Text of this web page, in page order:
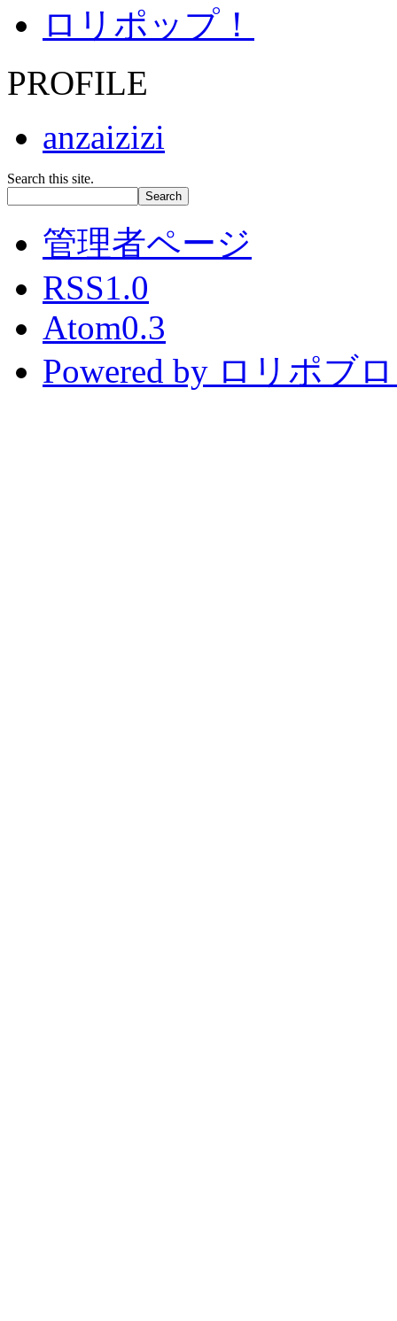
ロリポップ！
PROFILE
anzaizizi
Search this site.
管理者ページ
RSS1.0
Atom0.3
Powered by ロリポブ